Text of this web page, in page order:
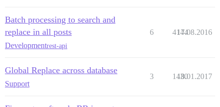
Batch processing to search and
replace in all posts
Developmentrest-api
6 4144
17.08.2016
Global Replace across database
Support
3 1430
18.01.2017